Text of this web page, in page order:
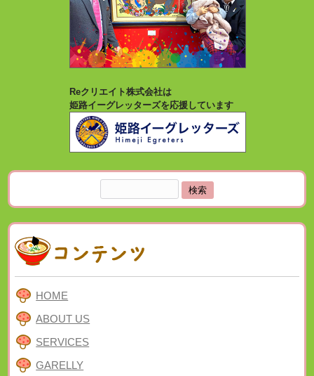
Reクリエイト株式会社は
姫路イーグレッターズを応援しています
索:
HOME
ABOUT US
SERVICES
GARELLY